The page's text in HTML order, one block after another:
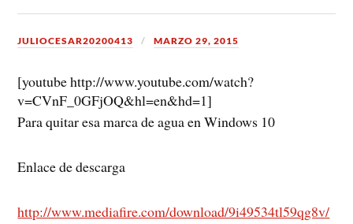
JULIOCESAR20200413 MARZO 29, 2015
[youtube http://www.youtube.com/watch?
v=CVnF_0GFjOQ&hl=en&hd=1]
Para quitar esa marca de agua en Windows 10
Enlace de descarga
http://www.mediafire.com/download/9i49534tl59qg8v/